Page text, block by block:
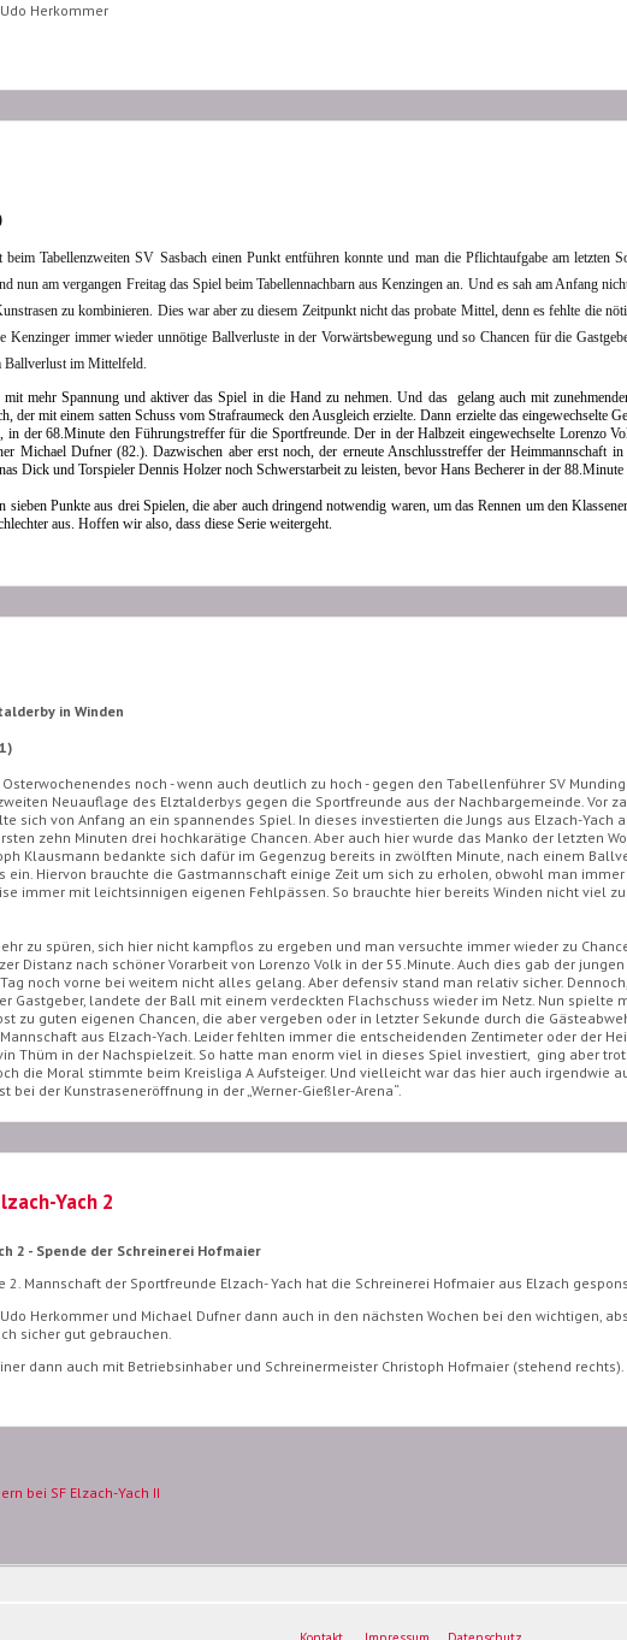
Herkommer
Tabellenzweiten SV Sasbach einen Punkt entführen konnte und man die Pflichtaufgabe am letzten
nun am vergangen Freitag das Spiel beim Tabellennachbarn aus Kenzingen an. Und es sah am Anfang
zu kombinieren. Dies war aber zu diesem Zeitpunkt nicht das probate Mittel, denn es fehlte die
Kenzinger immer wieder unnötige Ballverluste in der Vorwärtsbewegung und so Chancen für die
Ballverlust im Mittelfeld.
mehr Spannung und aktiver das Spiel in die Hand zu nehmen. Und das gelang auch mit
mit einem satten Schuss vom Strafraumeck den Ausgleich erzielte. Dann erzielte das eingewechselte
in der 68.Minute den Führungstreffer für die Sportfreunde. Der in der Halbzeit eingewechselte Lorenzo
Michael Dufner (82.). Dazwischen aber erst noch, der erneute Anschlusstreffer der Heimmannschaft
Dick und Torspieler Dennis Holzer noch Schwerstarbeit zu leisten, bevor Hans Becherer in der 88.Minute
sieben Punkte aus drei Spielen, die aber auch dringend notwendig waren, um das Rennen um den
aus. Hoffen wir also, dass diese Serie weitergeht.
in Winden
noch - wenn auch deutlich zu hoch - gegen den Tabellenführer SV
Neuauflage des Elztalderbys gegen die Sportfreunde aus der Nachbargemeinde. Vor
sich von Anfang an ein spannendes Spiel. In dieses investierten die Jungs aus Elzach-Yach
zehn Minuten drei hochkarätige Chancen. Aber auch hier wurde das Manko der letzten
Klausmann bedankte sich dafür im Gegenzug bereits in zwölften Minute, nach einem
ein. Hiervon brauchte die Gastmannschaft einige Zeit um sich zu erholen, obwohl man
immer mit leichtsinnigen eigenen Fehlpässen. So brauchte hier bereits Winden nicht viel
zu spüren, sich hier nicht kampflos zu ergeben und man versuchte immer wieder zu
Distanz nach schöner Vorarbeit von Lorenzo Volk in der 55.Minute. Auch dies gab der
noch vorne bei weitem nicht alles gelang. Aber defensiv stand man relativ sicher.
Gastgeber, landete der Ball mit einem verdeckten Flachschuss wieder im Netz. Nun spielte
zu guten eigenen Chancen, die aber vergeben oder in letzter Sekunde durch die
aus Elzach-Yach. Leider fehlten immer die entscheidenden Zentimeter oder der
Thüm in der Nachspielzeit. So hatte man enorm viel in dieses Spiel investiert, ging aber
die Moral stimmte beim Kreisliga A Aufsteiger. Und vielleicht war das hier auch irgendwie
bei der Kunstraseneröffnung in der „Werner-Gießler-Arena“.
Yach 2
2 - Spende der Schreinerei Hofmaier
Mannschaft der Sportfreunde Elzach- Yach hat die Schreinerei Hofmaier aus Elzach
Herkommer und Michael Dufner dann auch in den nächsten Wochen bei den wichtigen,
sicher gut gebrauchen.
dann auch mit Betriebsinhaber und Schreinermeister Christoph Hofmaier (stehend rechts).
bei SF Elzach-Yach II